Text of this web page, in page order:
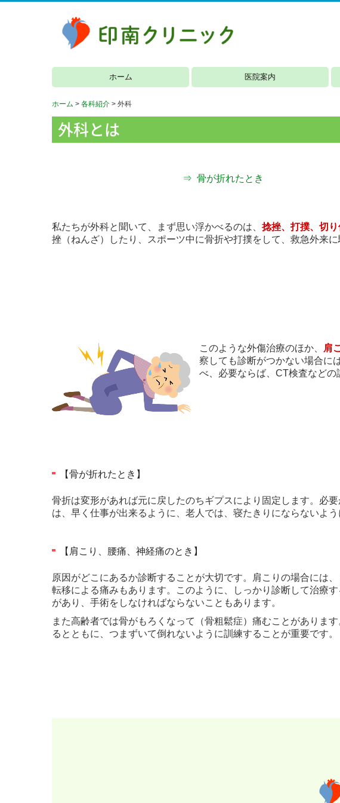
ホーム 医院案内
ホーム 各科紹介 外科
外科とは
⇒ 骨が折れたとき
私たちが外科と聞いて、まず思い浮かべるのは、 捻挫、打撲、切
挫（ねんざ）したり、スポーツ中に骨折や打撲をして、救急外来
このような外傷治療のほか、 肩
察しても診断がつかない場合に
べ、必要ならば、CT検査などの
【骨が折れたとき】
骨折は変形があれば元に戻したのちギプスにより固定します。必
は、早く仕事が出来るように、老人では、寝たきりにならないよう
【肩こり、腰痛、神経痛のとき】
原因がどこにあるか診断することが大切です。肩こりの場合には
転移による痛みもあります。このように、しっかり診断して治療
があり、手術をしなければならないこともあります。
また高齢者では骨がもろくなって（骨粗鬆症）痛むことがありま
るとともに、つまずいて倒れないように訓練することが重要です。